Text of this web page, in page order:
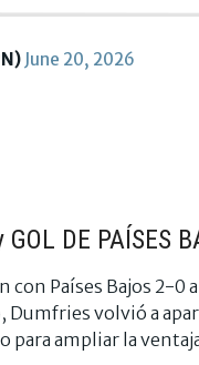
June 20, 2026
DE PAÍSES
Países Bajos 2-0
volvió a
para ampliar la